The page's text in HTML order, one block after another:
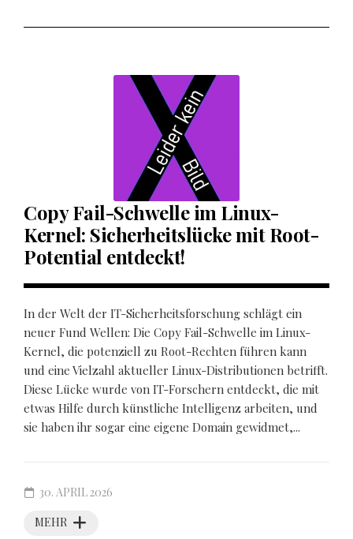
Copy Fail-Schwelle im Linux-
Kernel: Sicherheitslücke mit Root-
Potential entdeckt!
In der Welt der IT-Sicherheitsforschung schlägt ein
neuer Fund Wellen: Die Copy Fail-Schwelle im Linux-
Kernel, die potenziell zu Root-Rechten führen kann
und eine Vielzahl aktueller Linux-Distributionen betrifft.
Diese Lücke wurde von IT-Forschern entdeckt, die mit
etwas Hilfe durch künstliche Intelligenz arbeiten, und
sie haben ihr sogar eine eigene Domain gewidmet,...
MEHR
30. APRIL 2026